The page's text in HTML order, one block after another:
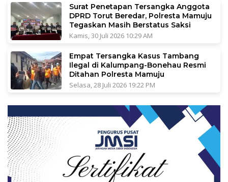
Surat Penetapan Tersangka Anggota
DPRD Torut Beredar, Polresta Mamuju
Tegaskan Masih Berstatus Saksi
Kamis, 30 Juli 2026 10:29 AM
Empat Tersangka Kasus Tambang
Ilegal di Kalumpang-Bonehau Resmi
Ditahan Polresta Mamuju
Selasa, 28 Juli 2026 19:22 PM